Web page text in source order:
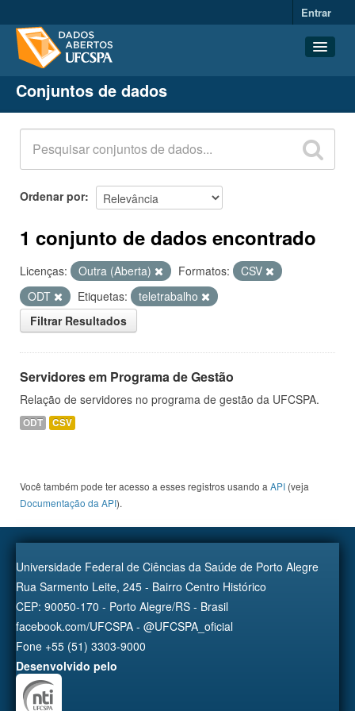
Entrar
Conjuntos de dados
Organizações
Grupos
Sobre
Conjuntos de dados
Ordenar por
1 conjunto de dados encontrado
Licenças: Outra (Aberta) Formatos:
CSV
ODT
Etiquetas:
teletrabalho
Filtrar Resultados
Servidores em Programa de Gestão
Relação de servidores no programa de gestão da UFCSPA.
ODT CSV
Você também pode ter acesso a esses registros usando a API (veja
Documentação da API).
Universidade Federal de Ciências da Saúde de Porto Alegre
Rua Sarmento Leite, 245 - Bairro Centro Histórico
CEP: 90050-170 - Porto Alegre/RS - Brasil
facebook.com/UFCSPA - @UFCSPA_oficial
Fone +55 (51) 3303-9000
Desenvolvido pelo